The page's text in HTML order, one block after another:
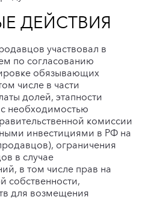
ДЕЙСТВИЯ
участвовал в
по согласованию
обязывающих
числе в части
долей, этапности
с необходимостью
комиссии
инвестициями в РФ на
ограничения
в случае
в том числе прав на
собственности,
для возмещения